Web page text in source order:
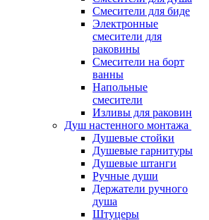
Смесители для биде
Электронные
смесители для
раковины
Смесители на борт
ванны
Напольные
смесители
Изливы для раковин
Душ настенного монтажа
Душевые стойки
Душевые гарнитуры
Душевые штанги
Ручные души
Держатели ручного
душа
Штуцеры